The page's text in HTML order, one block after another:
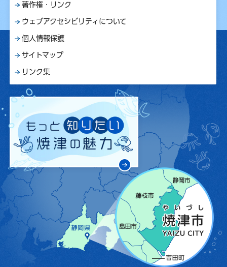
著作権・リンク
ウェブアクセシビリティについて
個人情報保護
サイトマップ
リンク集